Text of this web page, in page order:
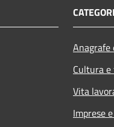
Cultura
Vita
Imprese